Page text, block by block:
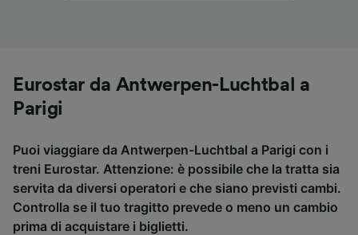
Eurostar da Antwerpen-Luchtbal a
Parigi
Puoi viaggiare da Antwerpen-Luchtbal a Parigi con i
treni Eurostar. Attenzione: è possibile che la tratta sia
servita da diversi operatori e che siano previsti cambi.
Controlla se il tuo tragitto prevede o meno un cambio
prima di acquistare i biglietti.